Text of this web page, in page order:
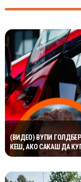
(ВИДЕО) ВУПИ
КЕШ, АКО САКАШ ДА